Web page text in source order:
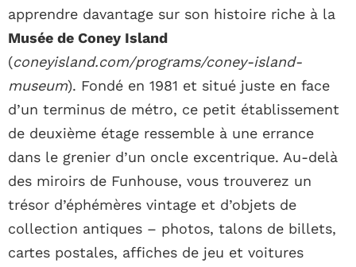
apprendre davantage sur son histoire riche à la
Musée de Coney Island
(coneyisland.com/programs/coney-island-
museum). Fondé en 1981 et situé juste en face
d’un terminus de métro, ce petit établissement
de deuxième étage ressemble à une errance
dans le grenier d’un oncle excentrique. Au-delà
des miroirs de Funhouse, vous trouverez un
trésor d’éphémères vintage et d’objets de
collection antiques – photos, talons de billets,
cartes postales, affiches de jeu et voitures